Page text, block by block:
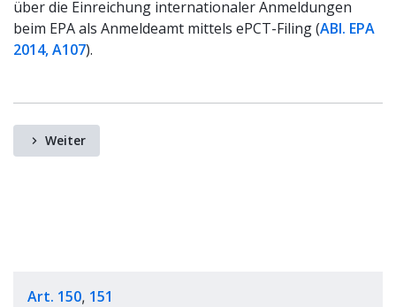
über die Einreichung internationaler Anmeldungen
beim EPA als Anmeldeamt mittels ePCT-Filing (ABl. EPA
2014, A107).
Weiter
Art. 150, 151